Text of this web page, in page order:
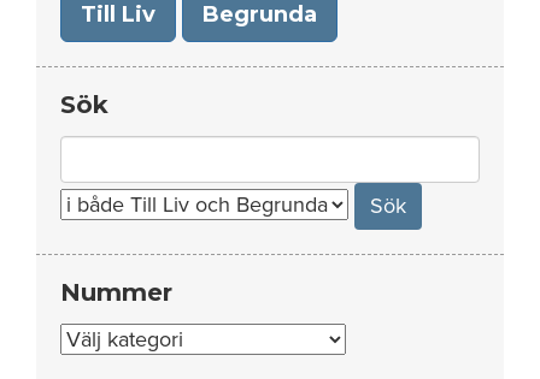
Till Liv Begrunda
Sök
for:
Nummer
Nummer